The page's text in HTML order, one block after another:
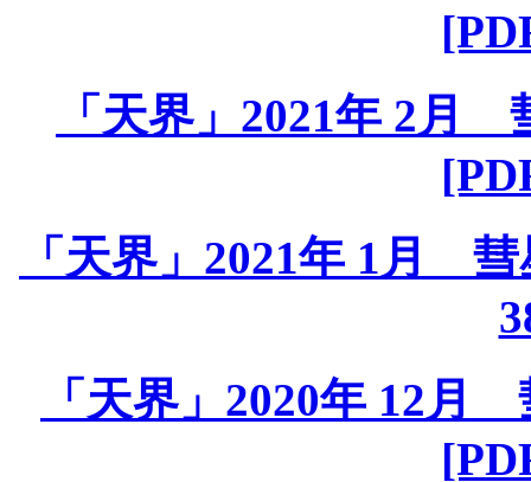
「天界」2021年 2月
「天界」2021年 1月
「天界」2020年 12月